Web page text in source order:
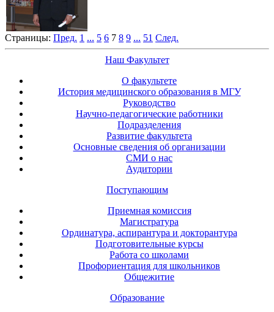
Страницы: Пред. 1 ... 5 6 7 8 9 ... 51 След.
Наш Факультет
О факультете
История медицинского образования в МГУ
Руководство
Научно-педагогические работники
Подразделения
Развитие факультета
Основные сведения об организации
СМИ о нас
Аудитории
Поступающим
Приемная комиссия
Магистратура
Ординатура, аспирантура и докторантура
Подготовительные курсы
Работа со школами
Профориентация для школьников
Общежитие
Образование